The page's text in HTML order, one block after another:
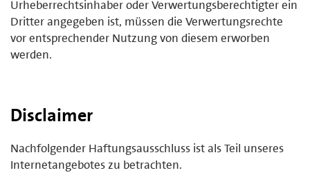
Urheberrechtsinhaber oder Verwertungsberechtigter ein
Dritter angegeben ist, müssen die Verwertungsrechte
vor entsprechender Nutzung von diesem erworben
werden.
Disclaimer
Nachfolgender Haftungsausschluss ist als Teil unseres
Internetangebotes zu betrachten.